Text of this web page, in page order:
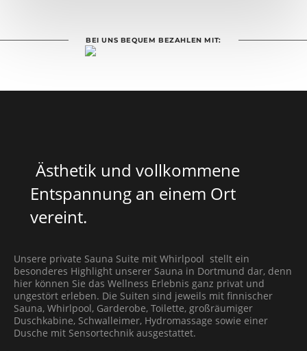
BEI UNS BEQUEM BEZAHLEN MIT:
Ästhetik und vollkommene
Entspannung an einem Ort
vereint.
Unsere private Sauna Suite mit Whirlpool stellt ein
besonderes Highlight unserer Sauna in Dortmund dar, denn
hier können Sie das Wellness Erlebnis ganz privat und
ungestört erleben. Die Suiten sind jeweils mit finnischer
Sauna, Whirlpool, Garderobe, Toilette, großräumiger
Duschkabine, Schwalleimer, Hydromassage sowie einer
Dusche mit Sensortechnik ausgestattet.